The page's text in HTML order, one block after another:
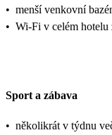
• menší venkovní
• Wi-Fi v celém hotelu
Sport a zábava
• několikrát v týdnu